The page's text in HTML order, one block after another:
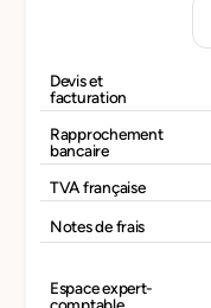
Devis et
facturation
Rapprochement
bancaire
TVA française
Notes de frais
Espace expert-
comptable